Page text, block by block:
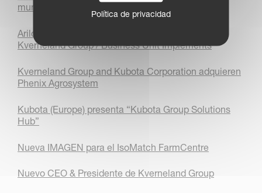
mundial de producción de pacas en 24 horas.
Arild Gjerde nombrado Presidente & CEO de
Kverneland Group / Business Unit Implements
Kverneland Group and Kubota Corporation adquieren
Phenix Agrosystem
Kubota (Europe) presenta “Kubota Group Solutions
Hub”
Nueva IMAGEN para el IsoMatch FarmCentre
Nuevo CEO & Presidente de Kverneland Group
Política de privacidad